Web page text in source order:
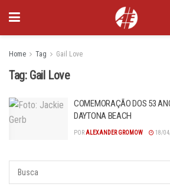
Home Tag Gail Love
Tag: Gail Love
COMEMORAÇÃO DOS 53
DAYTONA BEACH
POR ALEXANDER GROMOW 18/